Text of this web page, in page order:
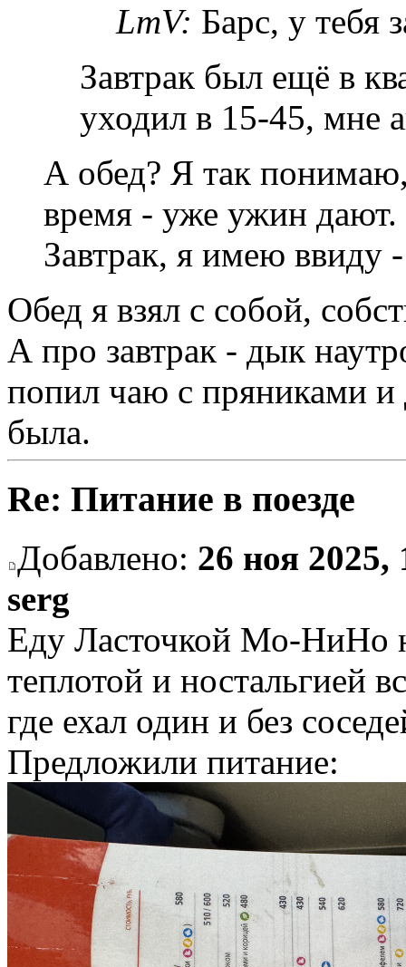
LmV: Барс, у тебя
Завтрак был ещё в
уходил в 15-45, мне
А обед? Я так понимаю,
время - уже ужин дают.
Завтрак, я имею ввиду
Обед я взял с собой,
А про завтрак - дык
попил чаю с пряниками
была.
Re: Питание в поезде
Добавлено: 26 ноя 2025,
serg
Еду Ласточкой Мо-НиНо
теплотой и ностальгией
где ехал один и без
Предложили питание: